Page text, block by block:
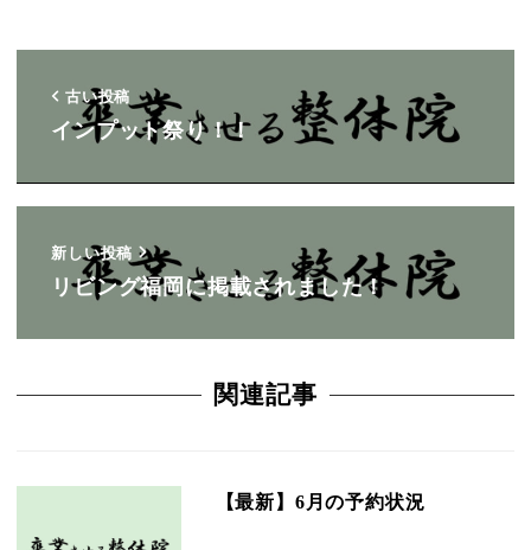
古い投稿
インプット祭り！！
新しい投稿
リビング福岡に掲載されました！
関連記事
【最新】6月の予約状況